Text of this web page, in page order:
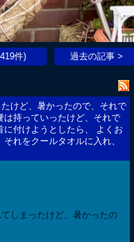
件) 過去の記事 >
けど、暑かったので、それで
は持っていったけど、それで
付けようとしたら、 よくお
れをクールタオルに入れ、
しまったけど、暑かったの